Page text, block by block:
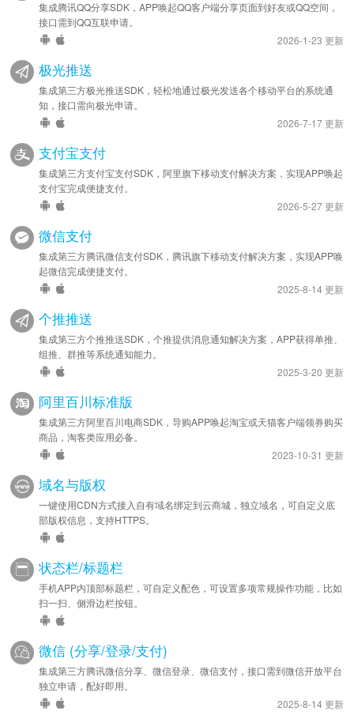
集成腾讯QQ分享SDK，APP唤起QQ客户端分享页面到好友或QQ空间，
接口需到QQ互联申请。
2026-1-23 更新
极光推送
集成第三方极光推送SDK，轻松地通过极光发送各个移动平台的系统通
知，接口需向极光申请。
2026-7-17 更新
支付宝支付
集成第三方支付宝支付SDK，阿里旗下移动支付解决方案，实现APP唤起
支付宝完成便捷支付。
2026-5-27 更新
微信支付
集成第三方腾讯微信支付SDK，腾讯旗下移动支付解决方案，实现APP唤
起微信完成便捷支付。
2025-8-14 更新
个推推送
集成第三方个推推送SDK，个推提供消息通知解决方案，APP获得单推、
组推、群推等系统通知能力。
2025-3-20 更新
阿里百川标准版
集成第三方阿里百川电商SDK，导购APP唤起淘宝或天猫客户端领券购买
商品，淘客类应用必备。
2023-10-31 更新
域名与版权
一键使用CDN方式接入自有域名绑定到云商城，独立域名，可自定义底
部版权信息，支持HTTPS。
状态栏/标题栏
手机APP内顶部标题栏，可自定义配色，可设置多项常规操作功能，比如
扫一扫、侧滑边栏按钮。
微信 (分享/登录/支付)
集成第三方腾讯微信分享、微信登录、微信支付，接口需到微信开放平台
独立申请，配好即用。
2025-8-14 更新